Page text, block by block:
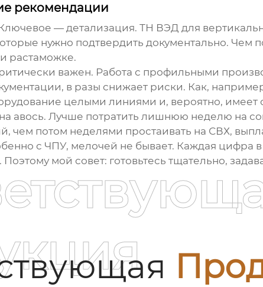
рекомендации
Ключевое — детализация. ТН ВЭД для
нужно подтвердить документально. Чем
растаможке.
важен. Работа с профильными
в разы снижает риски. Как,
целыми линиями и, вероятно, имеет
авось. Лучше потратить лишнюю неделю на
чем потом неделями простаивать на СВХ,
с ЧПУ, мелочей не бывает. Каждая цифра в
мой совет: готовьтесь тщательно,